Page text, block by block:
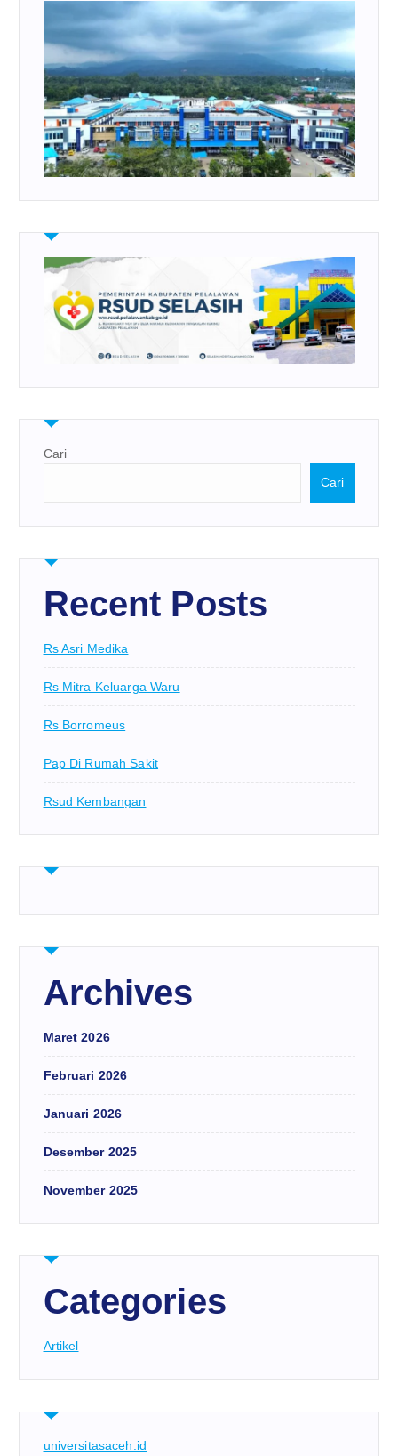
Cari
Cari
Recent Posts
Rs Asri Medika
Rs Mitra Keluarga Waru
Rs Borromeus
Pap Di Rumah Sakit
Rsud Kembangan
Archives
Maret 2026
Februari 2026
Januari 2026
Desember 2025
November 2025
Categories
Artikel
universitasaceh.id